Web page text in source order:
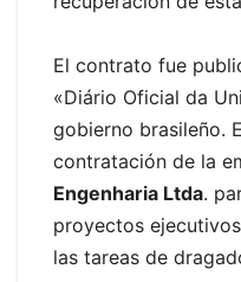
El contrato fue
«Diário Oficial da
gobierno brasileño.
contratación de la
Engenharia Ltda.
proyectos
las tareas de